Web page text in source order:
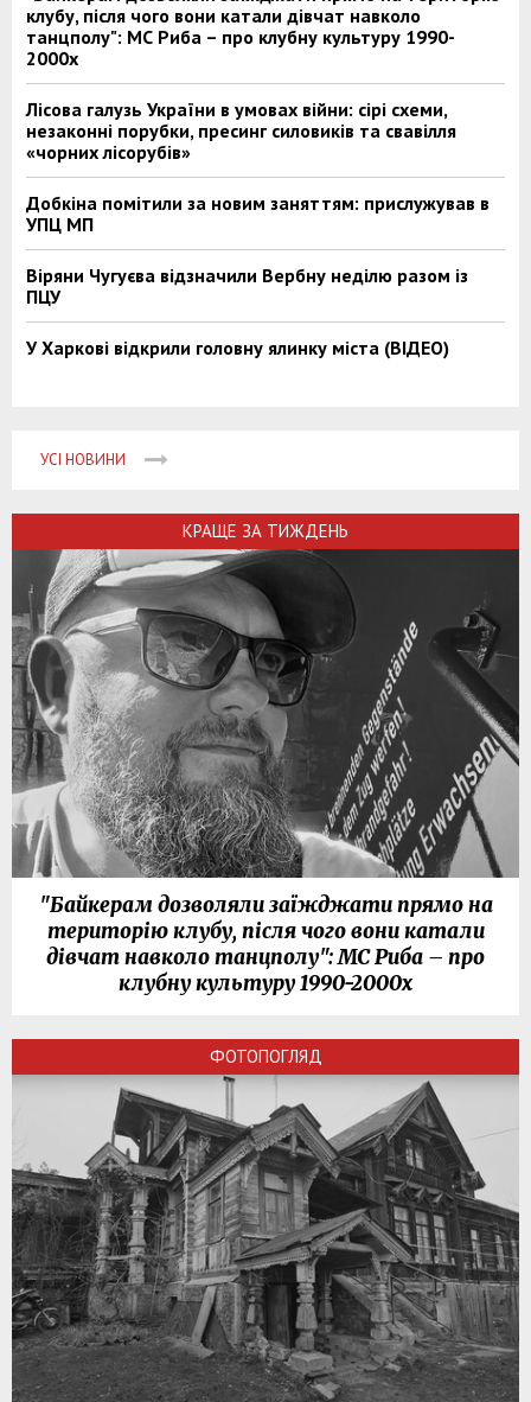
клубу, після чого вони катали дівчат навколо
танцполу": МС Риба – про клубну культуру 1990-
2000х
Лісова галузь України в умовах війни: сірі схеми,
незаконні порубки, пресинг силовиків та свавілля
«чорних лісорубів»
Добкіна помітили за новим заняттям: прислужував в
УПЦ МП
Віряни Чугуєва відзначили Вербну неділю разом із
ПЦУ
У Харкові відкрили головну ялинку міста (ВІДЕО)
УСІ НОВИНИ
КРАЩЕ ЗА ТИЖДЕНЬ
"Байкерам дозволяли заїжджати прямо на
територію клубу, після чого вони катали
дівчат навколо танцполу": МС Риба – про
клубну культуру 1990-2000х
ФОТОПОГЛЯД